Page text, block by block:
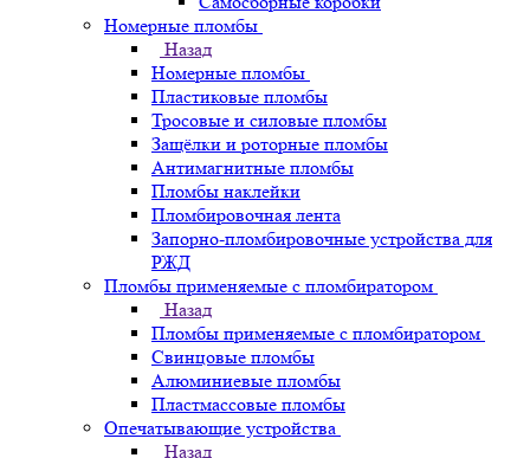
Номерные пломбы
Назад
Номерные пломбы
Пластиковые пломбы
Тросовые и силовые пломбы
Защёлки и роторные пломбы
Антимагнитные пломбы
Пломбы наклейки
Пломбировочная лента
Запорно-пломбировочные устройства для
РЖД
Пломбы применяемые с пломбиратором
Назад
Пломбы применяемые с пломбиратором
Свинцовые пломбы
Алюминиевые пломбы
Пластмассовые пломбы
Опечатывающие устройства
Назад